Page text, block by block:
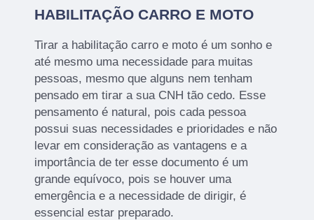
HABILITAÇÃO CARRO E MOTO
Tirar a habilitação carro e moto é um sonho e
até mesmo uma necessidade para muitas
pessoas, mesmo que alguns nem tenham
pensado em tirar a sua CNH tão cedo. Esse
pensamento é natural, pois cada pessoa
possui suas necessidades e prioridades e não
levar em consideração as vantagens e a
importância de ter esse documento é um
grande equívoco, pois se houver uma
emergência e a necessidade de dirigir, é
essencial estar preparado.